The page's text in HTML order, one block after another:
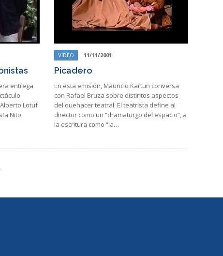
entrega
Lotuf
Nito
VIDEO 11/11/2001
Picadero
En esta emisión, Mauricio Kartun conversa
con Rafael Bruza sobre distintos aspectos
del quehacer teatral. El teatrista define al
director como un “dramaturgo del espacio”, a
la escritura como “la…